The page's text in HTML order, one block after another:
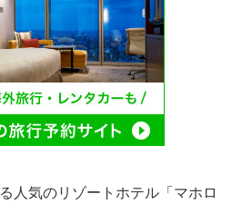
人気のリゾートホテル「マホロ